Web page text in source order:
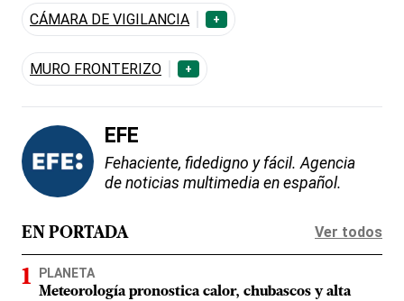
CÁMARA DE VIGILANCIA +
MURO FRONTERIZO +
EFE
Fehaciente, fidedigno y fácil. Agencia
de noticias multimedia en español.
EN PORTADA Ver todos
PLANETA
Meteorología pronostica calor, chubascos y alta